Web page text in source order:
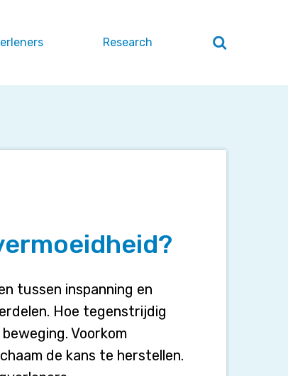
Research Zoeken
sluiten
tussen inspanning en
Hoe tegenstrijdig
Voorkom
de kans te herstellen.